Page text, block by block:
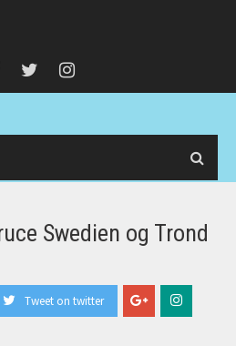
Swedien og Trond
Tweet on twitter